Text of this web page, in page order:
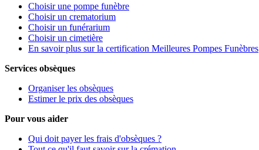
Choisir une pompe funèbre
Choisir un crematorium
Choisir un funérarium
Choisir un cimetière
En savoir plus sur la certification Meilleures Pompes Funèbres
Services obsèques
Organiser les obsèques
Estimer le prix des obsèques
Pour vous aider
Qui doit payer les frais d'obsèques ?